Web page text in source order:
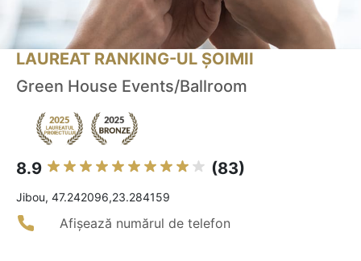
LAUREAT RANKING-UL ȘOIMII
Green House Events/Ballroom
8.9 (83)
Jibou, 47.242096,23.284159
Afișează numărul de telefon